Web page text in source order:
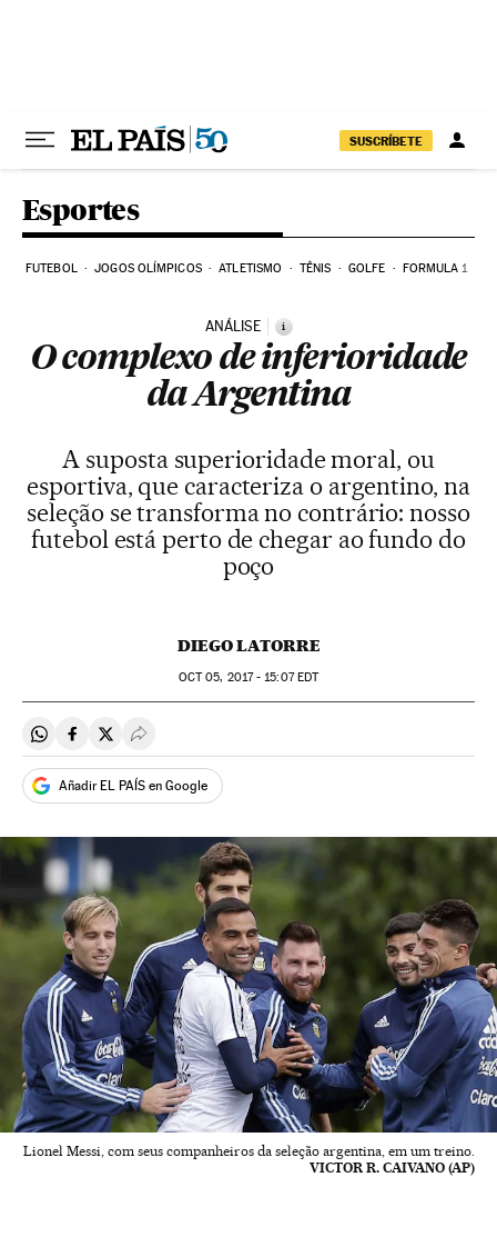
SUSCRÍBETE
Esportes
FUTEBOL JOGOS OLÍMPICOS ATLETISMO TÊNIS GOLFE FORMULA 1
ANÁLISE i
O complexo de inferioridade
da Argentina
A suposta superioridade moral, ou
esportiva, que caracteriza o argentino, na
seleção se transforma no contrário: nosso
futebol está perto de chegar ao fundo do
poço
DIEGO LATORRE
OCT05, 2017 - 15:07EDT
Compartir en Whatsapp
Compartir en Facebook
Compartir en Twitter
Desplegar Redes Sociales
Añadir EL PAÍS en Google
Lionel Messi, com seus companheiros da seleção argentina, em um treino.
VICTOR R. CAIVANO (AP)